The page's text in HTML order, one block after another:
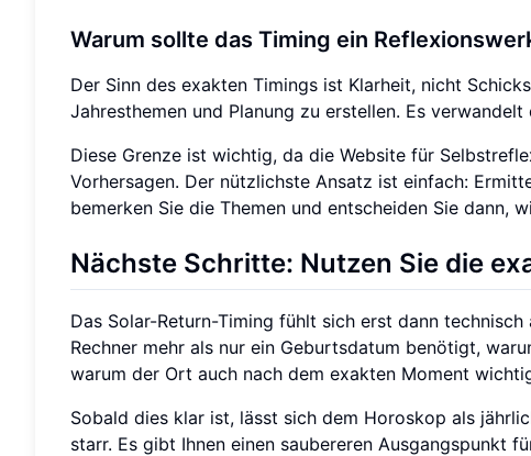
Warum sollte das Timing ein
Der Sinn des exakten Timings ist Klarheit, nicht
Jahresthemen und Planung zu erstellen. Es
Diese Grenze ist wichtig, da die Website für
Vorhersagen. Der nützlichste Ansatz ist einfach:
bemerken Sie die Themen und entscheiden Sie dann,
Nächste Schritte: Nutzen Sie die
Das Solar-Return-Timing fühlt sich erst dann
Rechner mehr als nur ein Geburtsdatum benötigt,
warum der Ort auch nach dem exakten Moment
Sobald dies klar ist, lässt sich dem Horoskop als
starr. Es gibt Ihnen einen saubereren Ausgangspunkt